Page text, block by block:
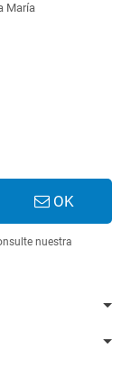
María
OK
nuestra